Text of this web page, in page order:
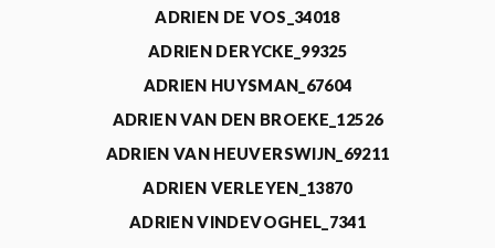
ADRIEN DE VOS_34018
ADRIEN DERYCKE_99325
ADRIEN HUYSMAN_67604
ADRIEN VAN DEN BROEKE_12526
ADRIEN VAN HEUVERSWIJN_69211
ADRIEN VERLEYEN_13870
ADRIEN VINDEVOGHEL_7341